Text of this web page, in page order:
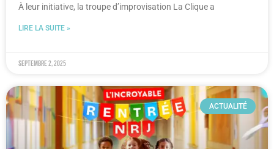
À leur initiative, la troupe d’improvisation La Clique a
LIRE LA SUITE »
septembre 2, 2025
ACTUALITÉ